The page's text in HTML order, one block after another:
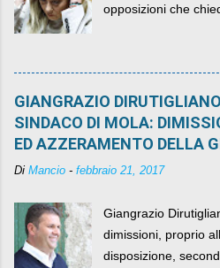
opposizioni che
GIANGRAZIO
SINDACO DI MOLA:
ED AZZERAMENTO DELLA
Di Mancio - febbraio 21, 2017
Giangrazio
dimissioni, proprio
disposizione,